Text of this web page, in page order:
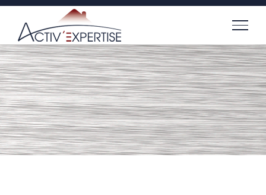
Passer
contenu